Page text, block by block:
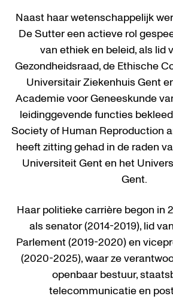
Naast haar wetenschappelijk
De Sutter een actieve rol
van ethiek en beleid, als lid
Gezondheidsraad, de Ethische
Universitair Ziekenhuis Gent
Academie voor Geneeskunde
leidinggevende functies
Society of Human Reproduction
heeft zitting gehad in de raden
Universiteit Gent en het
Gent.
Haar politieke carrière begon in
als senator (2014-2019), lid
Parlement (2019-2020) en
(2020-2025), waar ze
openbaar bestuur,
telecommunicatie en